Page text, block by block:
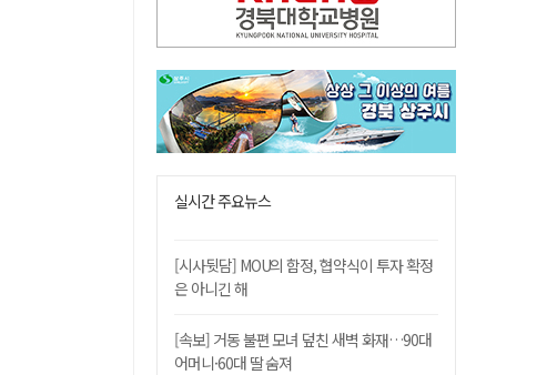
실시간 주요뉴스
[시사뒷담] MOU의 함정, 협약식이 투자 확정
은 아니긴 해
[속보] 거동 불편 모녀 덮친 새벽 화재…90대
어머니·60대 딸 숨져